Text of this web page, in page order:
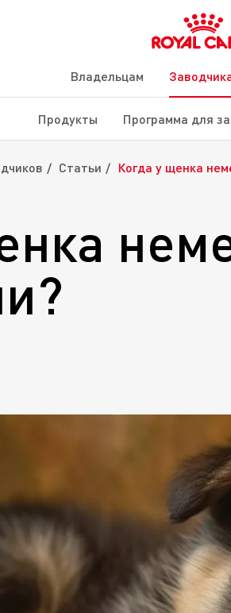
Владельцам
Продукты Программа для
Статьи Когда у щенка